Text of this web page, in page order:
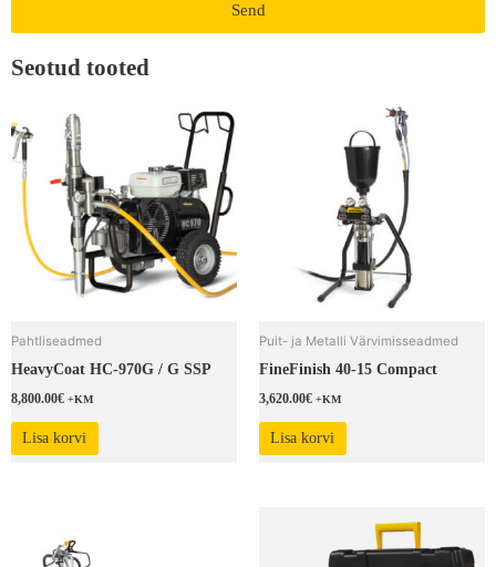
Send
Seotud tooted
Pahtliseadmed
HeavyCoat HC-970G / G SSP
8,800.00€ +KM
Lisa korvi
Puit- ja Metalli Värvimisseadmed
FineFinish 40-15 Compact
3,620.00€ +KM
Lisa korvi